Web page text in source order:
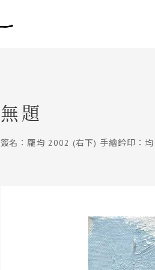
無題
簽名：龎均 2002 (右下) 手繪鈐印：